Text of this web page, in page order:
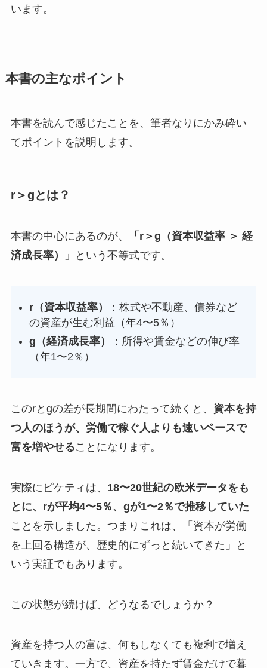
います。
本書の主なポイント
本書を読んで感じたことを、筆者なりにかみ砕い
てポイントを説明します。
r＞gとは？
本書の中心にあるのが、
「r＞g（資本収益率 ＞ 経
済成長率）」
という不等式です。
r（資本収益率）
：株式や不動産、債券など
の資産が生む利益（年4〜5％）
g（経済成長率）
：所得や賃金などの伸び率
（年1〜2％）
このrとgの差が長期間にわたって続くと、 資本を持
つ人のほうが、労働で稼ぐ人よりも速いペースで
富を増やせることになります。
実際にピケティは、 18〜20世紀の欧米データをも
とに、rが平均4〜5％、gが1〜2％で推移していた
ことを示しました。つまりこれは、「資本が労働
を上回る構造が、歴史的にずっと続いてきた」と
いう実証でもあります。
この状態が続けば、どうなるでしょうか？
資産を持つ人の富は、何もしなくても複利で増え
ていきます。一方で、資産を持たず賃金だけで暮